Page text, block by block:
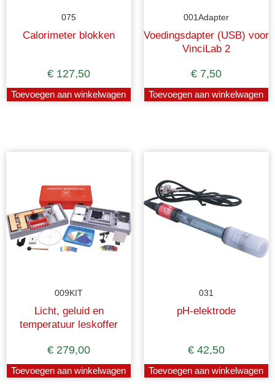
075
Calorimeter blokken
€ 127,50
Toevoegen aan winkelwagen
001Adapter
Voedingsdapter (USB) voor
VinciLab 2
€ 7,50
Toevoegen aan winkelwagen
009KIT
Licht, geluid en
temperatuur leskoffer
€ 279,00
Toevoegen aan winkelwagen
031
pH-elektrode
€ 42,50
Toevoegen aan winkelwagen